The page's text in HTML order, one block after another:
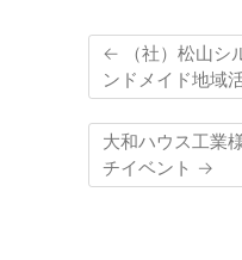
← （社）松山シ
ンドメイド地域
大和ハウス工業
チイベント →